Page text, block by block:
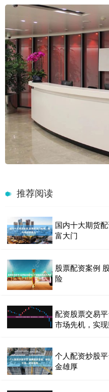
推荐阅读
国内十大期货
富大门
股票配资案例
险
配资股票交易
市场先机，实
个人配资炒股
金雄厚